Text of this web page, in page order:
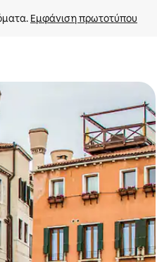
Εμφάνιση πρωτοτύπου